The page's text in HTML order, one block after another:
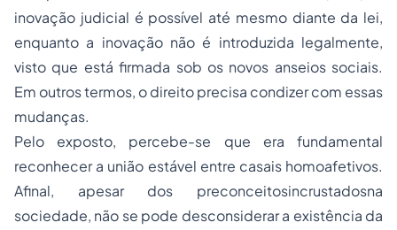
inovação judicial é possível até mesmo diante da lei,
enquanto a inovação não é introduzida legalmente,
visto que está firmada sob os novos anseios sociais.
Em outros termos, o direito precisa condizer com essas
mudanças.
Pelo exposto, percebe-se que era fundamental
reconhecer a união estável entre casais homoafetivos.
Afinal, apesar dos preconceitosincrustadosna
sociedade, não se pode desconsiderar a existência da